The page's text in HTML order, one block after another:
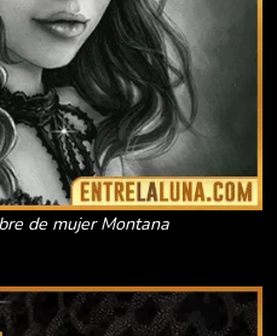
de mujer Montana